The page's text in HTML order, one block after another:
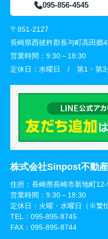
095-856-4545
〒851-2127
長崎県西彼杵郡長与町高田郷
営業時間： 9:30～18:30
定休日： 水曜日 / 第1・第3
株式会社Sinpost不動
住所：長崎県長崎市新地町
営業時間：9:30～18:30
定休日：火曜・水曜日（※繁
TEL： 095-895-8745
FAX：095-895-8744